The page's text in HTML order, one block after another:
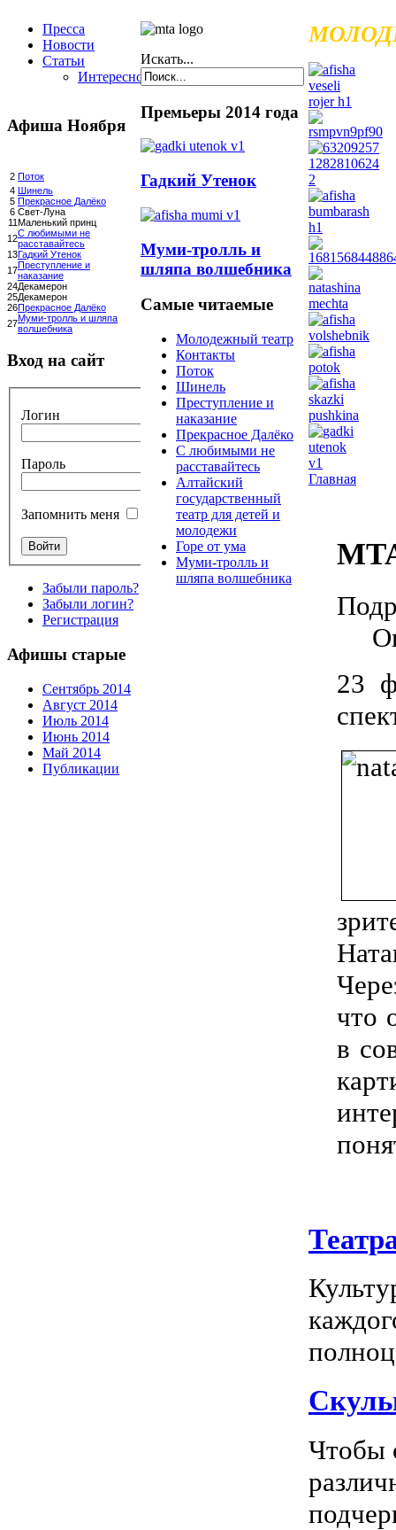
Пресса
Новости
Статьи
Интересное
Афиша Ноября
2 Поток
4 Шинель
5 Прекрасное Далёко
6 Свет-Луна
11Маленький принц
12С любимыми не
расставайтесь
13Гадкий Утенок
17Преступление и
наказание
24Декамерон
25Декамерон
26Прекрасное Далёко
27Муми-тролль и шляпа
волшебника
Вход на сайт
Логин
Пароль
Запомнить меня
Забыли пароль?
Забыли логин?
Регистрация
Афишы старые
Сентябрь 2014
Август 2014
Июль 2014
Июнь 2014
Май 2014
Публикации
Искать...
Премьеры 2014 года
Гадкий Утенок
Муми-тролль и
шляпа волшебника
Самые читаемые
Молодежный театр
Контакты
Поток
Шинель
Преступление и
наказание
Прекрасное Далёко
С любимыми не
расставайтесь
Алтайский
государственный
театр для детей и
молодежи
Горе от ума
Муми-тролль и
шляпа волшебника
Главная
23
что
в
Чтобы